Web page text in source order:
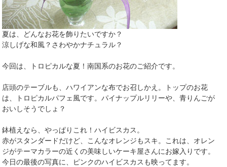
夏は、どんなお花を飾りたいですか？
涼しげな和風？さわやかナチュラル？
今回は、トロピカルな夏！南国系のお花のご紹介です。
店頭のテーブルも、ハワイアンな布でお召しかえ。トップのお花
は、トロピカルパフェ風です。パイナップルリリーや、青りんごが
おいしそうでしょ？
鉢植えなら、やっぱりこれ！ハイビスカス。
赤がスタンダードだけど、こんなオレンジもスキ。これは、オレン
ジがテーマカラーの近くの美味しいケーキ屋さんにお嫁入りです。
今日の最後の写真に、ピンクのハイビスカスも映ってます。